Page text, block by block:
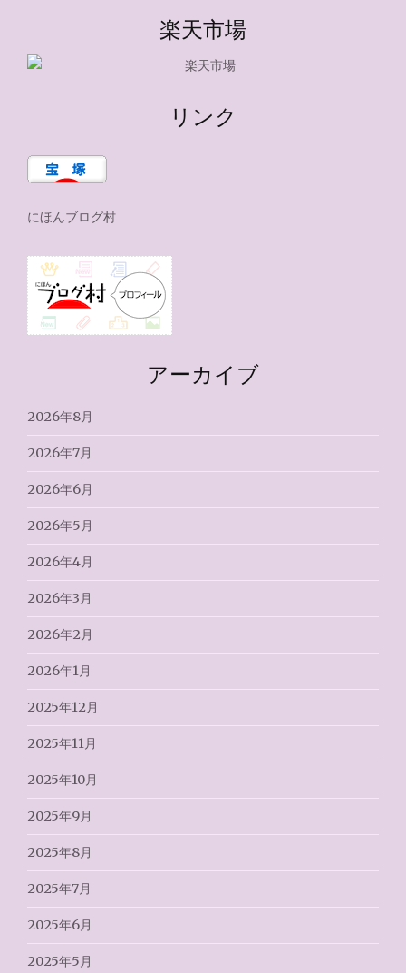
楽天市場
リンク
にほんブログ村
アーカイブ
2026年8月
2026年7月
2026年6月
2026年5月
2026年4月
2026年3月
2026年2月
2026年1月
2025年12月
2025年11月
2025年10月
2025年9月
2025年8月
2025年7月
2025年6月
2025年5月